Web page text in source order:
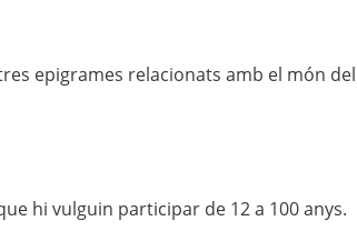
epigrames relacionats amb el món
hi vulguin participar de 12 a 100 anys.